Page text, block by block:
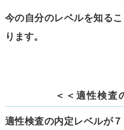
今の自分のレベルを知る
ります。
＜＜適性検査
適性検査の内定レベルが７